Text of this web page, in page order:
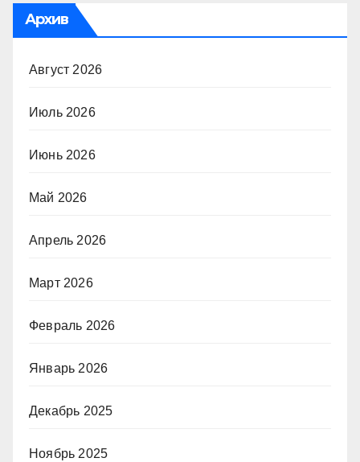
Архив
Август 2026
Июль 2026
Июнь 2026
Май 2026
Апрель 2026
Март 2026
Февраль 2026
Январь 2026
Декабрь 2025
Ноябрь 2025